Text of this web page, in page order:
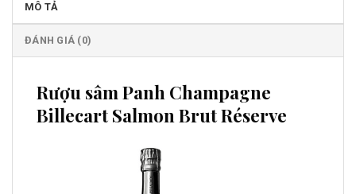
MÔ TẢ
ĐÁNH GIÁ (0)
Rượu sâm Panh Champagne
Billecart Salmon Brut Réserve